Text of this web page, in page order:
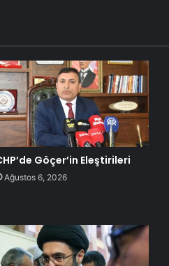
Göçer’in Eleştirileri
Ağustos 6, 2026